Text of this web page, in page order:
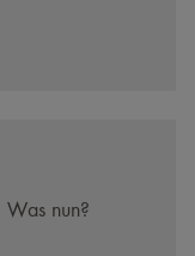
nun?